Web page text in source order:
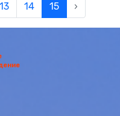
13 14 15 ›